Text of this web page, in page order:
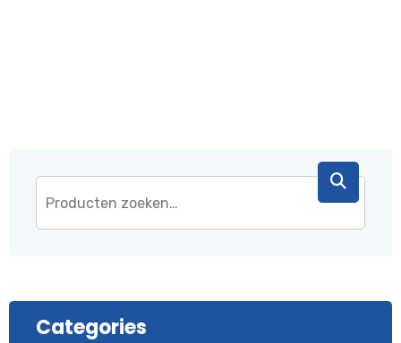
Categories